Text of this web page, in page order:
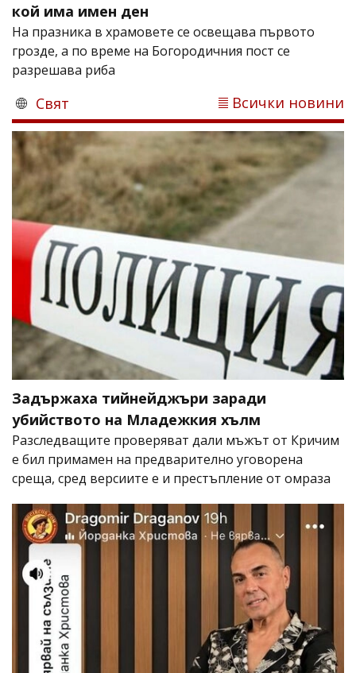
кой има имен ден
На празника в храмовете се освещава първото
грозде, а по време на Богородичния пост се
разрешава риба
Свят Всички новини
Задържаха тийнейджъри заради
убийството на Младежкия хълм
Разследващите проверяват дали мъжът от Кричим
е бил примамен на предварително уговорена
среща, сред версиите е и престъпление от омраза